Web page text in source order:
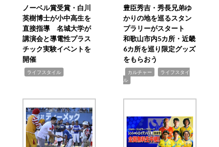
ノーベル賞受賞・白川
英樹博士が小中高生を
直接指導 名城大学が
講演会と導電性プラス
チック実験イベントを
開催
ライフスタイル
豊臣秀吉・秀長兄弟ゆ
かりの地を巡るスタン
プラリーがスタート
和歌山市内5カ所・近畿
6カ所を巡り限定グッズ
をもらおう
カルチャー
ライフスタイ
ル